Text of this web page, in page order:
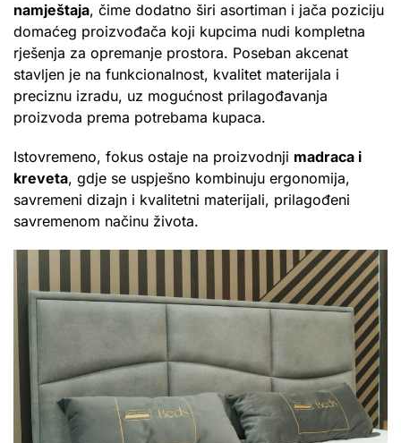
namještaja, čime dodatno širi asortiman i jača poziciju
domaćeg proizvođača koji kupcima nudi kompletna
rješenja za opremanje prostora. Poseban akcenat
stavljen je na funkcionalnost, kvalitet materijala i
preciznu izradu, uz mogućnost prilagođavanja
proizvoda prema potrebama kupaca.
Istovremeno, fokus ostaje na proizvodnji madraca i
kreveta, gdje se uspješno kombinuju ergonomija,
savremeni dizajn i kvalitetni materijali, prilagođeni
savremenom načinu života.